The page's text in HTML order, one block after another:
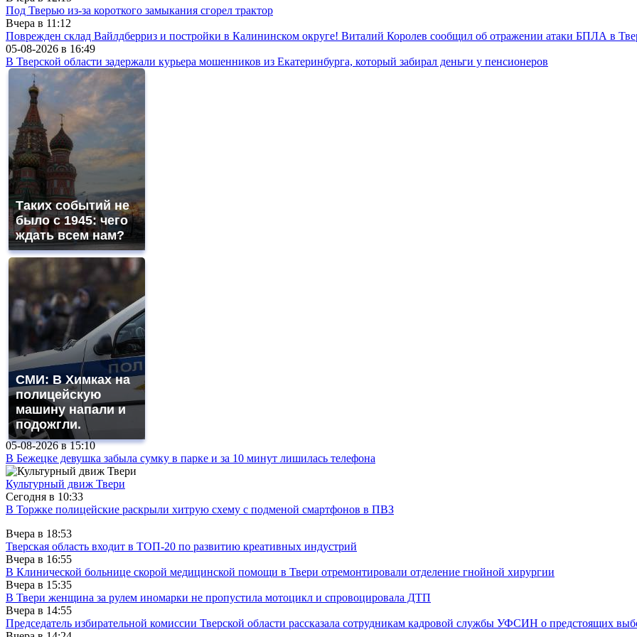
Под Тверью из-за короткого замыкания сгорел трактор
Вчера в 11:12
Поврежден склад Вайлдберриз и постройки в Калининском округе! Виталий Королев сообщил об отражении атаки БПЛА в
05-08-2026 в 16:49
В Тверской области задержали курьера мошенников из Екатеринбурга, который забирал деньги у пенсионеров
Таких событий не
было с 1945: чего
ждать всем нам?
СМИ: В Химках на
полицейскую
машину напали и
подожгли.
05-08-2026 в15:10
В Бежецке девушка забыла сумку в парке и за 10 минут лишилась телефона
Культурный движ Твери
Сегодня в 10:33
В Торжке полицейские раскрыли хитрую схему с подменой смартфонов в ПВЗ
Вчера в 18:53
Тверская область входит в ТОП-20 по развитию креативных индустрий
Вчера в 16:55
В Клинической больнице скорой медицинской помощи в Твери отремонтировали отделение гнойной хирургии
Вчера в 15:35
В Твери женщина за рулем иномарки не пропустила мотоцикл и спровоцировала ДТП
Вчера в 14:55
Председатель избирательной комиссии Тверской области рассказала сотрудникам кадровой службы УФСИН о предстоящих